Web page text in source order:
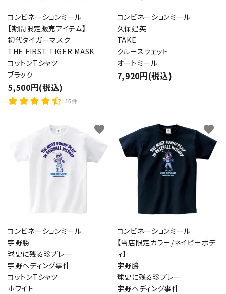
コンビネーションミール
【期間限定販売アイテム】
初代タイガーマスク
THE FIRST TIGER MASK
コットンTシャツ
ブラック
5,500円(税込)
16件
コンビネーションミール
久保建英
TAKE
クルースウェット
オートミール
7,920円(税込)
コンビネーションミール
宇野勝
球史に残る珍プレー
宇野ヘディング事件
コットンTシャツ
ホワイト
favorite
コンビネーションミール
【当店限定カラー/ネイビーボデ
ィ】
宇野勝
球史に残る珍プレー
宇野ヘディング事件
favorite